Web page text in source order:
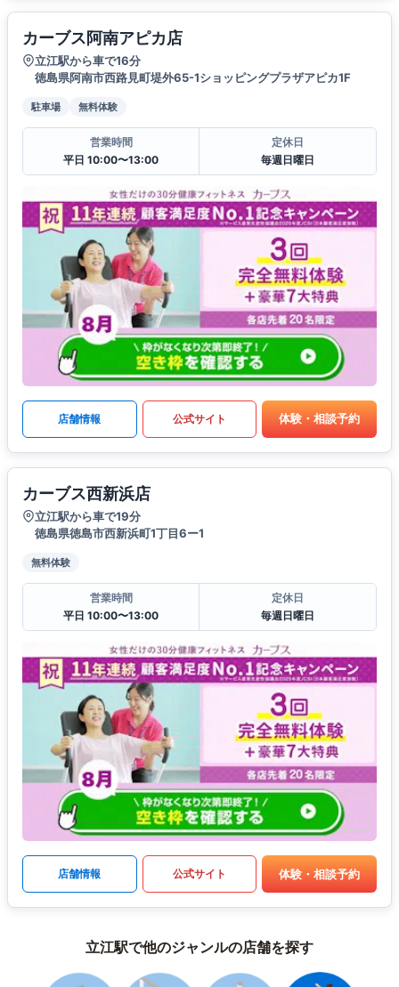
カーブス阿南アピカ店
立江駅から車で16分
徳島県阿南市西路見町堤外65-1ショッピングプラザアピカ1F
駐車場 無料体験
営業時間
平日 10:00〜13:00
定休日
毎週日曜日
店舗情報 公式サイト 体験・相談予約
カーブス西新浜店
立江駅から車で19分
徳島県徳島市西新浜町1丁目6ー1
無料体験
営業時間
平日 10:00〜13:00
定休日
毎週日曜日
店舗情報 公式サイト 体験・相談予約
立江駅で他のジャンルの店舗を探す